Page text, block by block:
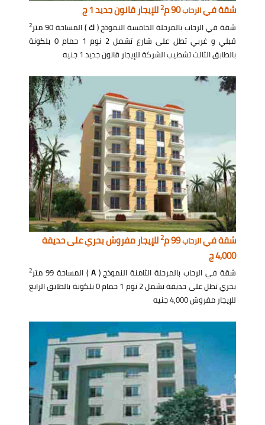
شقة فيالرحاب90 م 2للإيجار قانون جديد 1 ج
شقة في الرحاب بالمرحلة الخامسة النموذج (ك) المساحة 90 متر 2
قبلي و غربي تطل على شارع تشمل 2 نوم 1 حمام 0 بلكونة
بالطابق الثالث تشطيب الشركة للإيجار قانون جديد 1 جنيه
شقة فيالرحاب99 م 2للإيجار مفروش بحري على حديقة
4,000 ج
شقة في الرحاب بالمرحلة الثامنة النموذج (A ) المساحة 99 متر 2
بحري تطل على حديقة تشمل 2 نوم 1 حمام 0 بلكونة بالطابق الرابع
للإيجار مفروش 4,000 جنيه